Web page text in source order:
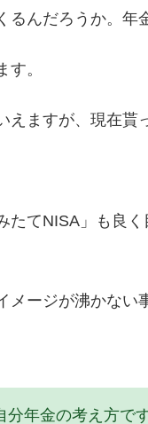
んだろうか。年
。
えますが、現在貰
たてNISA」も良
ージが沸かない
年金の考え方です